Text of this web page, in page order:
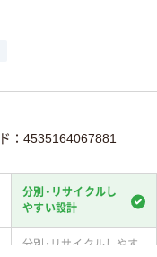
：4535164067881
分別・リサイクルし
やすい設計
分別・リサイクルしやす